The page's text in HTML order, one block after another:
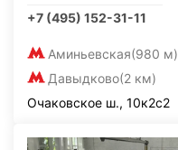
+7 (495) 152-31-11
Аминьевская(980 м)
Давыдково(2 км)
Очаковское ш., 10к2с2